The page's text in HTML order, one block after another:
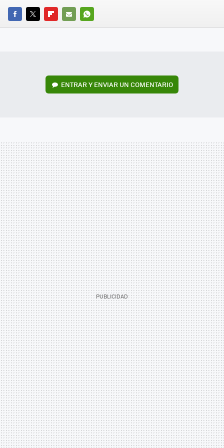
FACEBOOK
TWITTERFLIPBOARD
E-
WHATSAPP
ENTRAR Y ENVIAR UN COMENTARIO